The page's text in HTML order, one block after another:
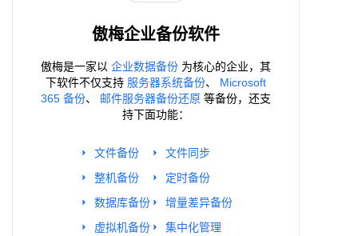
傲梅企业备份软件
傲梅是一家以 企业数据备份 为核心的企业，其
下软件不仅支持 服务器系统备份、 Microsoft
365 备份、 邮件服务器备份还原 等备份，还支
持下面功能：
文件备份
整机备份
数据库备份
虚拟机备份
文件同步
定时备份
增量差异备份
集中化管理